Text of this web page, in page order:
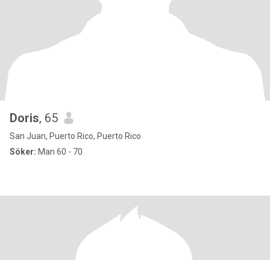
Doris, 65
San Juan, Puerto Rico, Puerto Rico
Söker: Man 60 - 70